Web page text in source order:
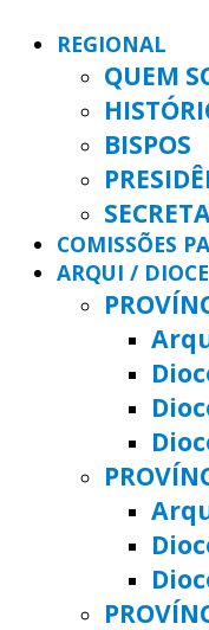
REGIONAL
QUEM
BISPOS
COMISSÕES
ARQUI /